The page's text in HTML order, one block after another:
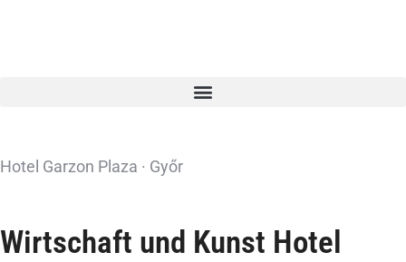
Hotel Garzon Plaza · Győr
Wirtschaft und Kunst Hotel